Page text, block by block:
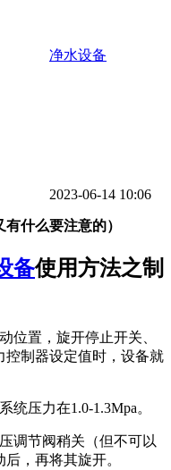
净水设备
2023-06-14 10:06
什么要注意的）
备使用方法之制
位置，旋开停止开关、
控制器设定值时，设备就
压力在1.0-1.3Mpa。
调节阀稍关（但不可以
，再将其旋开。